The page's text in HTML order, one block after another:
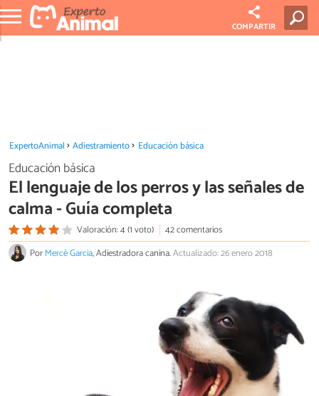
COMPARTIR
ExpertoAnimal Adiestramiento Educación básica
Educación básica
El lenguaje de los perros y las señales de
calma - Guía completa
Valoración: 4 (1 voto)
42 comentarios
PorMercè Garcia, Adiestradora canina.Actualizado: 26 enero 2018